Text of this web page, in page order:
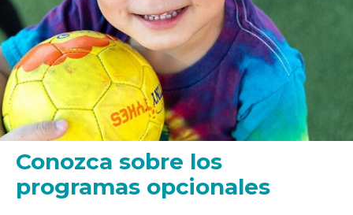
Conozca sobre los
programas opcionales